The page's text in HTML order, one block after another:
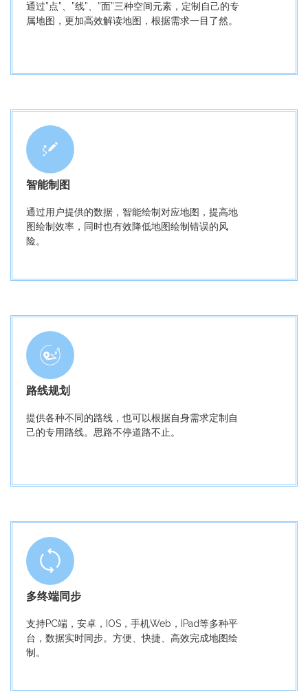
通过”点”、”线”、”面”三种空间元素，定制自己的专
属地图，更加高效解读地图，根据需求一目了然。
智能制图
通过用户提供的数据，智能绘制对应地图，提高地
图绘制效率，同时也有效降低地图绘制错误的风
险。
路线规划
提供各种不同的路线，也可以根据自身需求定制自
己的专用路线。思路不停道路不止。
多终端同步
支持PC端，安卓，IOS，手机Web，IPad等多种平
台，数据实时同步。方便、快捷、高效完成地图绘
制。